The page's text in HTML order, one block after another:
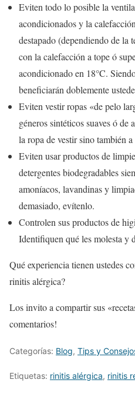
Eviten todo lo posible la
acondicionados y la
destapado (dependiendo de la
con la calefacción a tope ó
acondicionado en 18°C.
beneficiarán doblemente
Eviten vestir ropas «de pelo
géneros sintéticos suaves ó
la ropa de vestir sino también
Eviten usar productos de
detergentes biodegradables
amoníacos, lavandinas y
demasiado, evítenlo.
Controlen sus productos de
Identifiquen qué les molesta y
Qué experiencia tienen ustedes
rinitis alérgica?
Los invito a compartir sus
comentarios!
Categorías: Blog, Tips y
Etiquetas: rinitis alérgica, rinitis